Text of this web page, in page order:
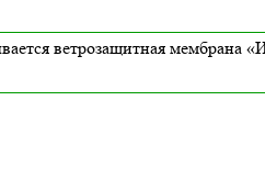
ветрозащитная мембрана